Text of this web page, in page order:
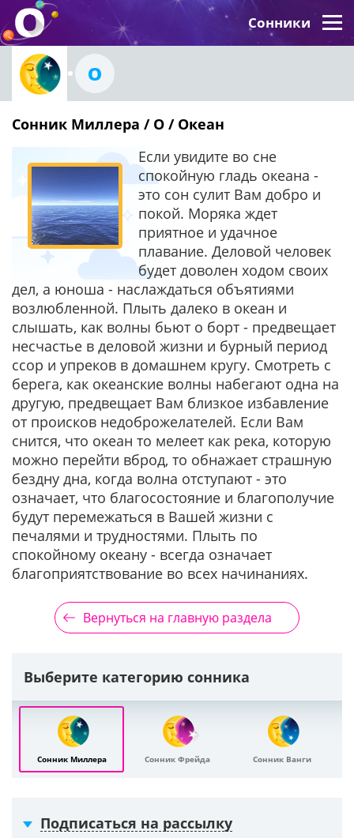
Сонники
О
Сонник Миллера / О / Океан
Если увидите во сне
спокойную гладь океана -
это сон сулит Вам добро и
покой. Моряка ждет
приятное и удачное
плавание. Деловой человек
будет доволен ходом своих
дел, а юноша - наслаждаться объятиями
возлюбленной. Плыть далеко в океан и
слышать, как волны бьют о борт - предвещает
несчастье в деловой жизни и бурный период
ссор и упреков в домашнем кругу. Смотреть с
берега, как океанские волны набегают одна на
другую, предвещает Вам близкое избавление
от происков недоброжелателей. Если Вам
снится, что океан то мелеет как река, которую
можно перейти вброд, то обнажает страшную
бездну дна, когда волна отступают - это
означает, что благосостояние и благополучие
будут перемежаться в Вашей жизни с
печалями и трудностями. Плыть по
спокойному океану - всегда означает
благоприятствование во всех начинаниях.
Вернуться на главную раздела
Выберите категорию сонника
Сонник Миллера Сонник Фрейда Сонник Ванги
Подписаться на рассылку